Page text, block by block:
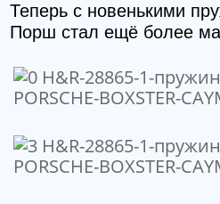
Теперь с новенькими
Порш стал ещё более